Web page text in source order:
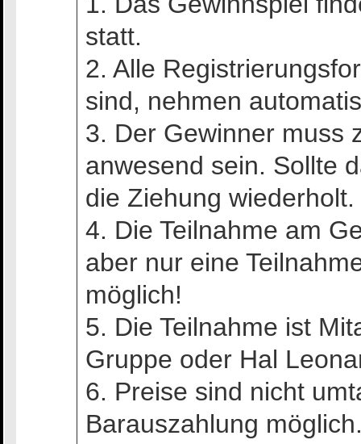
statt.
2. Alle
sind, nehmen
3. Der Gewinner muss
anwesend sein. Sollte
die Ziehung wiederholt.
4. Die Teilnahme am
aber nur eine
möglich!
5. Die Teilnahme ist
Gruppe oder Hal
6. Preise sind nicht
Barauszahlung